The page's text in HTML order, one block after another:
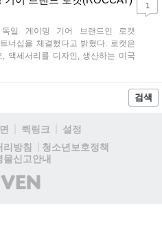
독일 게이밍 기어 브랜드인 로캣
너십을 체결했다고 밝혔다. 로캣은
액세서리를 디자인, 생산하는 미국
1
검색
퀵링크
설정
리방침
청소년보호정책
물신고안내
(주)
인